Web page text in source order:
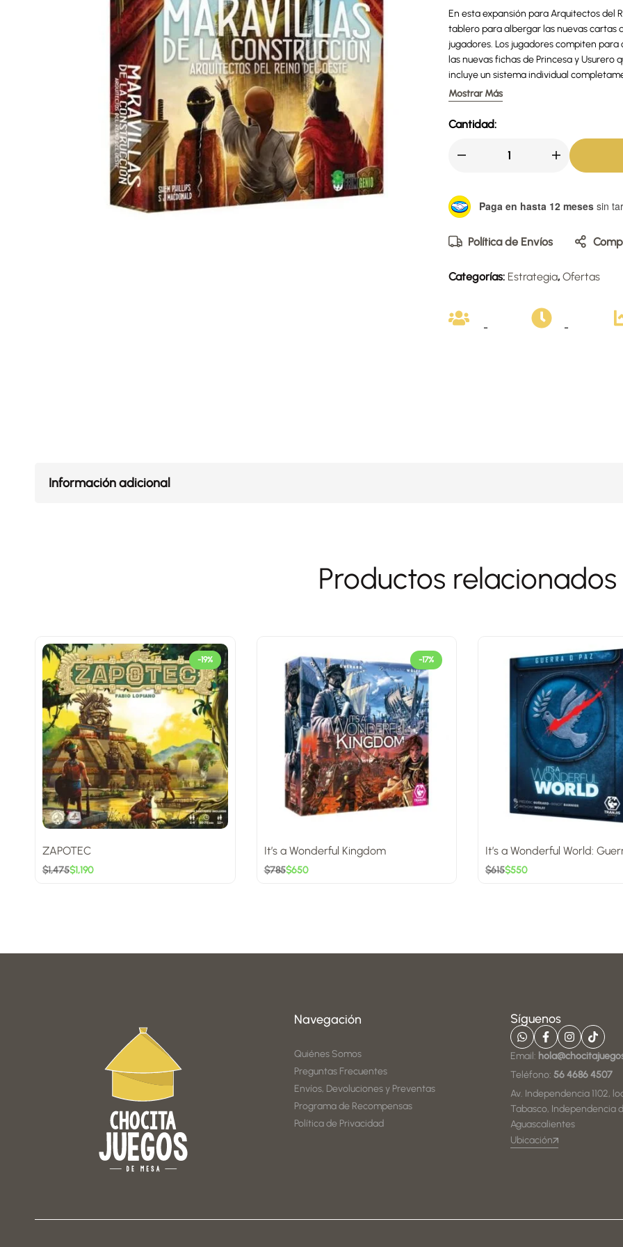
En esta expansión para Arquitectos del
tablero para albergar las nuevas cartas
jugadores. Los jugadores compiten
las nuevas fichas de Princesa y
incluye un sistema individual
competir.
Mostrar Más
Cantidad:
Paga en hasta 12 meses sin
Política de Envíos
Categorías: Estrategia, Ofertas
- -
Información adicional
Productos relacionados
-19%
ZAPOTEC
$1,475$1,190
-17%
It’s a Wonderful Kingdom
$785$650
It’s a Wonderful World:
$615$550
Navegación
Quiénes Somos
Preguntas Frecuentes
Envíos, Devoluciones y Preventas
Programa de Recompensas
Política de Privacidad
Síguenos
Email:
Teléfono:56 4686 4507
Av. Independencia 1102,
Tabasco, Independencia
Aguascalientes
Ubicación